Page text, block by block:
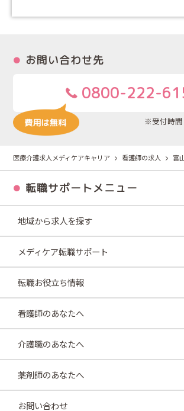
お問い合わせ先
0800-222-
※受付時間
医療介護求人メディケアキャリア 看護師の求人 富
転職サポートメニュー
地域から求人を探す
メディケア転職サポート
転職お役立ち情報
看護師のあなたへ
介護職のあなたへ
薬剤師のあなたへ
お問い合わせ